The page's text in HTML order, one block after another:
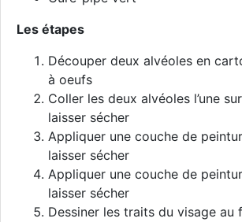
Les étapes
Découper deux alvéoles en
à oeufs
Coller les deux alvéoles l’une
laisser sécher
Appliquer une couche de
laisser sécher
Appliquer une couche de
laisser sécher
Dessiner les traits du visage au